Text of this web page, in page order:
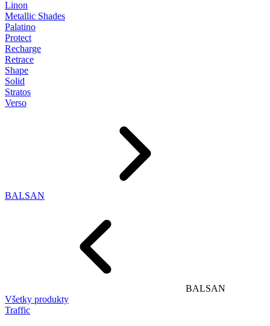
Linon
Metallic Shades
Palatino
Protect
Recharge
Retrace
Shape
Solid
Stratos
Verso
BALSAN
BALSAN
Všetky produkty
Traffic